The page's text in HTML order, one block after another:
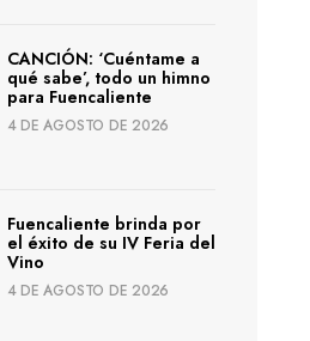
CANCIÓN: ‘Cuéntame a
qué sabe’, todo un himno
para Fuencaliente
4 DE AGOSTO DE 2026
Fuencaliente brinda por
el éxito de su IV Feria del
Vino
4 DE AGOSTO DE 2026